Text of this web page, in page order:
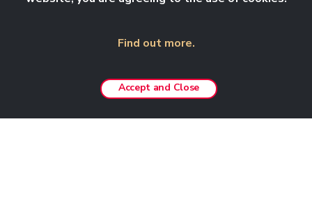
Find out more.
Accept and Close